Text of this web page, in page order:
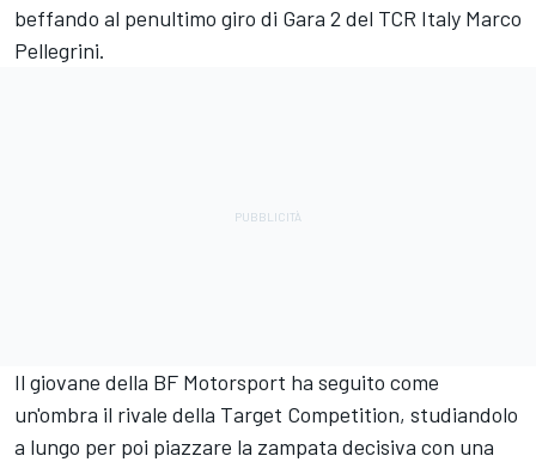
beffando al penultimo giro di Gara 2 del TCR Italy Marco
Pellegrini.
Il giovane della BF Motorsport ha seguito come
un'ombra il rivale della Target Competition, studiandolo
a lungo per poi piazzare la zampata decisiva con una